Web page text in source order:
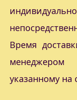
Время
указанному на